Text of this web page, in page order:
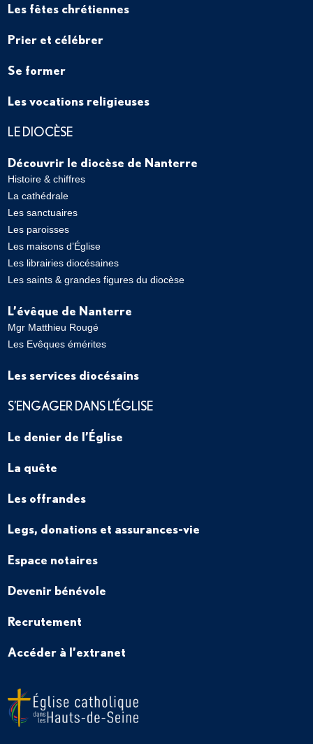
Les fêtes chrétiennes
Prier et célébrer
Se former
Les vocations religieuses
LE DIOCÈSE
Découvrir le diocèse de Nanterre
Histoire & chiffres
La cathédrale
Les sanctuaires
Les paroisses
Les maisons d’Église
Les librairies diocésaines
Les saints & grandes figures du diocèse
L’évêque de Nanterre
Mgr Matthieu Rougé
Les Evêques émérites
Les services diocésains
S’ENGAGER DANS L’ÉGLISE
Le denier de l’Église
La quête
Les offrandes
Legs, donations et assurances-vie
Espace notaires
Devenir bénévole
Recrutement
Accéder à l’extranet